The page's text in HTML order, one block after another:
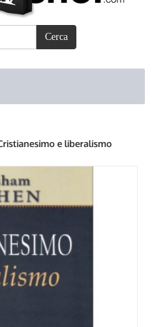
e liberalismo